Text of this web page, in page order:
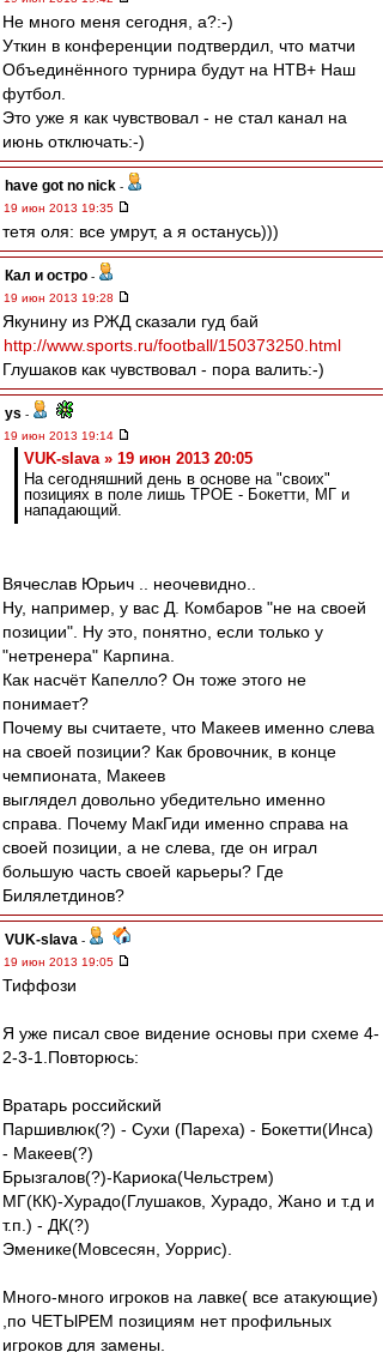
Не много меня сегодня, а?:-)
Уткин в конференции подтвердил, что матчи
Объединённого турнира будут на НТВ+ Наш
футбол.
Это уже я как чувствовал - не стал канал на
июнь отключать:-)
have got no nick -
19 июн 2013 19:35
тетя оля: все умрут, а я останусь)))
Кал и остро -
19 июн 2013 19:28
Якунину из РЖД сказали гуд бай
http://www.sports.ru/football/150373250.html
Глушаков как чувствовал - пора валить:-)
ys -
19 июн 2013 19:14
VUK-slava » 19 июн 2013 20:05
На сегодняшний день в основе на "своих"
позициях в поле лишь ТРОЕ - Бокетти, МГ и
нападающий.
Вячеслав Юрьич .. неочевидно..
Ну, например, у вас Д. Комбаров "не на своей
позиции". Ну это, понятно, если только у
"нетренера" Карпина.
Как насчёт Капелло? Он тоже этого не
понимает?
Почему вы считаете, что Макеев именно слева
на своей позиции? Как бровочник, в конце
чемпионата, Макеев
выглядел довольно убедительно именно
справа. Почему МакГиди именно справа на
своей позиции, а не слева, где он играл
большую часть своей карьеры? Где
Билялетдинов?
VUK-slava -
19 июн 2013 19:05
Тиффози
Я уже писал свое видение основы при схеме 4-
2-3-1.Повторюсь:
Вратарь российский
Паршивлюк(?) - Сухи (Пареха) - Бокетти(Инса)
- Макеев(?)
Брызгалов(?)-Кариока(Чельстрем)
МГ(КК)-Хурадо(Глушаков, Хурадо, Жано и т.д и
т.п.) - ДК(?)
Эменике(Мовсесян, Уоррис).
Много-много игроков на лавке( все атакующие)
,по ЧЕТЫРЕМ позициям нет профильных
игроков для замены.